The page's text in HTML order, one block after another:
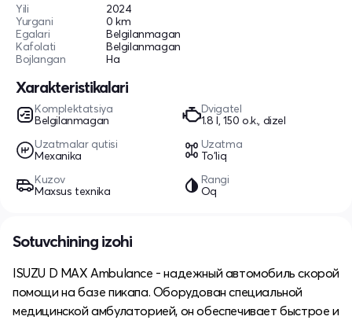
Yili
2024
Yurgani
0 km
Egalari
Belgilanmagan
Kafolati
Belgilanmagan
Bojlangan
Ha
Xarakteristikalari
Komplektatsiya
Belgilanmagan
Dvigatel
1.8 l, 150 o.k., dizel
Uzatmalar qutisi
Mexanika
Uzatma
To'liq
Kuzov
Maxsus texnika
Rangi
Oq
Sotuvchining izohi
ISUZU D MAX Ambulance - надежный автомобиль скорой
помощи на базе пикапа. Оборудован специальной
медицинской амбулаторией, он обеспечивает быстрое и